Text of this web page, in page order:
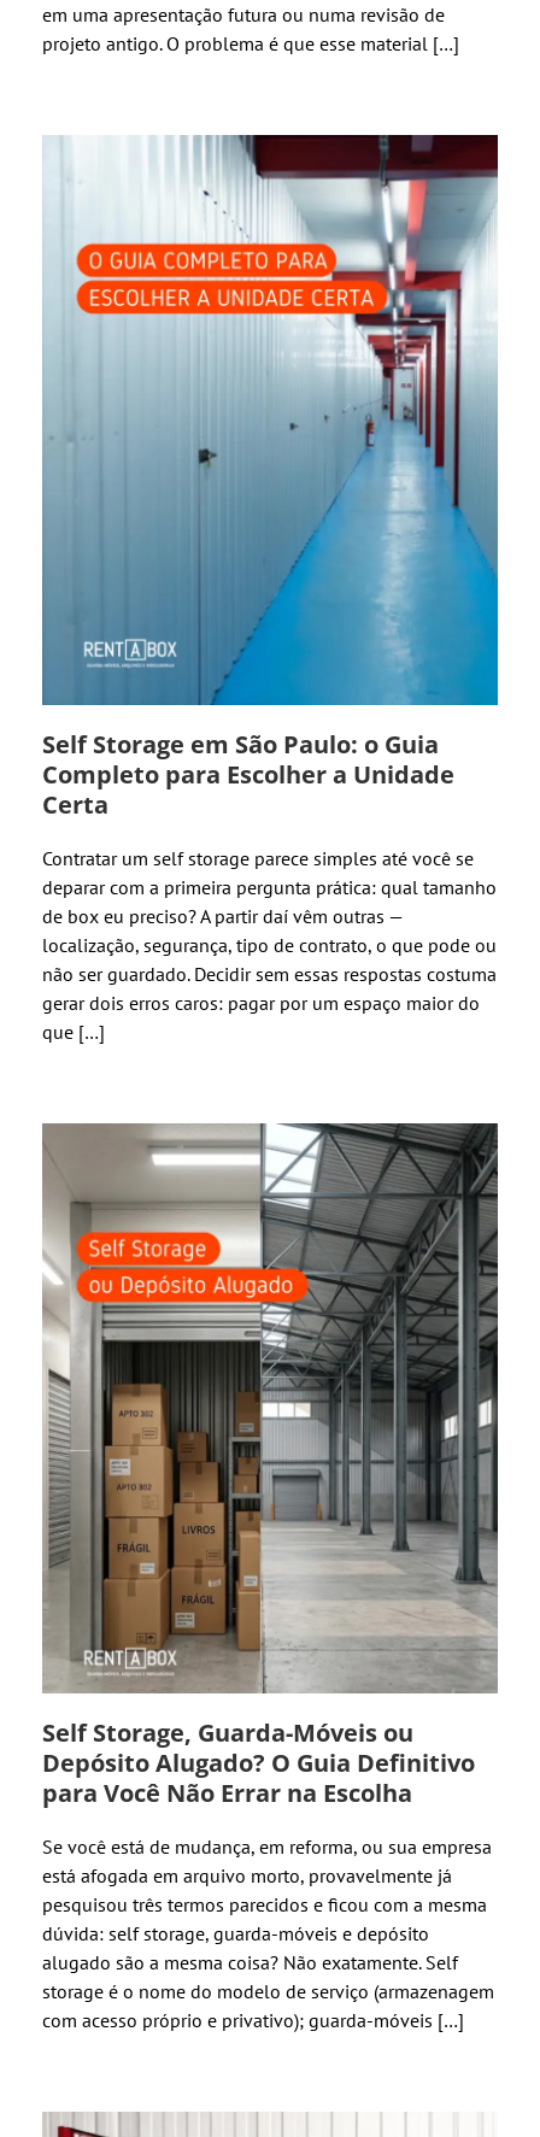
em uma apresentação futura ou numa revisão de
projeto antigo. O problema é que esse material […]
Self Storage em São Paulo: o Guia
Completo para Escolher a Unidade
Certa
Contratar um self storage parece simples até você se
deparar com a primeira pergunta prática: qual tamanho
de box eu preciso? A partir daí vêm outras —
localização, segurança, tipo de contrato, o que pode ou
não ser guardado. Decidir sem essas respostas costuma
gerar dois erros caros: pagar por um espaço maior do
que […]
Self Storage, Guarda-Móveis ou
Depósito Alugado? O Guia Definitivo
para Você Não Errar na Escolha
Se você está de mudança, em reforma, ou sua empresa
está afogada em arquivo morto, provavelmente já
pesquisou três termos parecidos e ficou com a mesma
dúvida: self storage, guarda-móveis e depósito
alugado são a mesma coisa? Não exatamente. Self
storage é o nome do modelo de serviço (armazenagem
com acesso próprio e privativo); guarda-móveis […]